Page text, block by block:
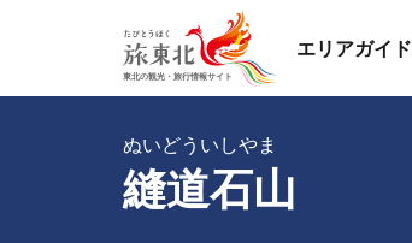
エリアガイド
縫道石山
ぬいどういしやま